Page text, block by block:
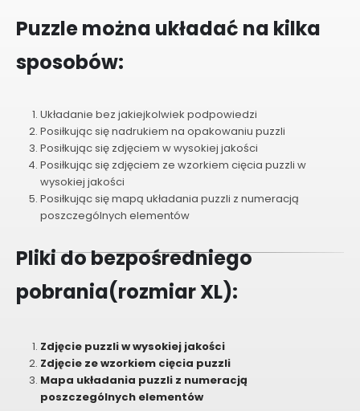
Puzzle można układać na kilka
sposobów:
Układanie bez jakiejkolwiek podpowiedzi
Posiłkując się nadrukiem na opakowaniu puzzli
Posiłkując się zdjęciem w wysokiej jakości
Posiłkując się zdjęciem ze wzorkiem cięcia puzzli w
wysokiej jakości
Posiłkując się mapą układania puzzli z numeracją
poszczególnych elementów
Pliki do bezpośredniego
pobrania(rozmiar XL):
Zdjęcie puzzli w wysokiej jakości
Zdjęcie ze wzorkiem cięcia puzzli
Mapa układania puzzli z numeracją
poszczególnych elementów